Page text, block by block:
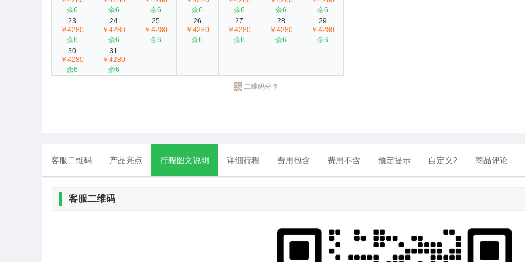
余6
余6
余6
余6
余6
余6
余6
23
￥4280
余6
24
￥4280
余6
25
￥4280
余6
26
￥4280
余6
27
￥4280
余6
28
￥4280
余6
29
￥4280
余6
30
￥4280
余6
31
￥4280
余6
二维码分享
客服二维码 产品亮点 行程图文说明 详细行程 费用包含 费用不含 预定提示 自定义2 商品评论
客服二维码